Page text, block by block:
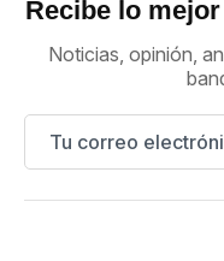
Recibe lo
Noticias, opinión,